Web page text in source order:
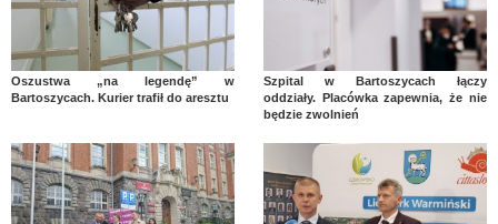
Oszustwa „na legendę” w
Bartoszycach. Kurier trafił do aresztu
Szpital w Bartoszycach łączy
oddziały. Placówka zapewnia, że nie
będzie zwolnień